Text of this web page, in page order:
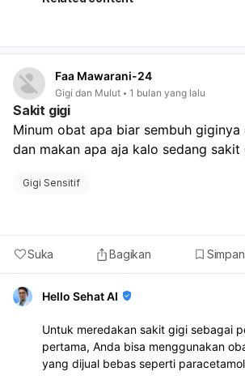
Faa Mawarani-24
Gigi dan Mulut 1 bulan yang lalu
Sakit gigi
Minum obat apa biar sembuh giginya
dan makan apa aja kalo sedang sakit
Gigi Sensitif
Suka Bagikan Simpan
Hello Sehat AI
Untuk meredakan sakit gigi sebagai
pertama, Anda bisa menggunakan
yang dijual bebas seperti